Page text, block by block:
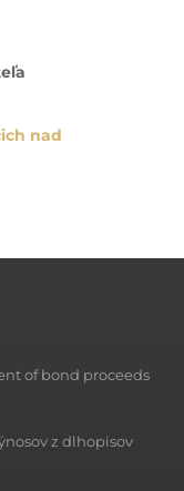
nad
of bond proceeds
z dlhopisov